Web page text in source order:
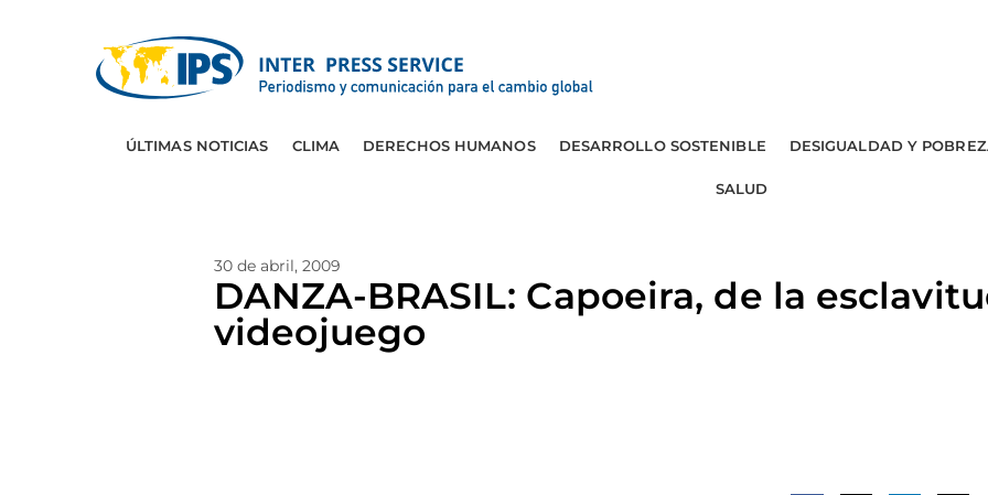
ÚLTIMAS NOTICIAS CLIMA DERECHOS HUMANOS DESARROLLO SOSTENIBLE DESIGUALDAD Y
SALUD
30 de abril, 2009
DANZA-BRASIL: Capoeira, de la
videojuego